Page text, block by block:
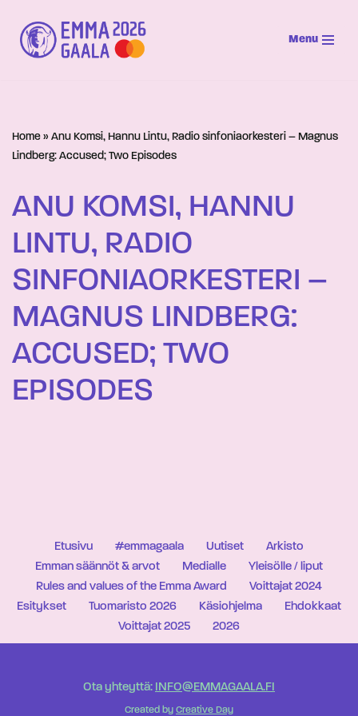
Siirry
suoraan
Menu
Home » Anu Komsi, Hannu Lintu, Radio sinfoniaorkesteri – Magnus
Lindberg: Accused; Two Episodes
ANU KOMSI, HANNU
LINTU, RADIO
SINFONIAORKESTERI –
MAGNUS LINDBERG:
ACCUSED; TWO
EPISODES
Etusivu #emmagaala Uutiset
Arkisto
Emman säännöt & arvot
Medialle
Yleisölle / liput
Rules and values of the Emma Award
Voittajat 2024
Esitykset
Tuomaristo 2026 Käsiohjelma
Ehdokkaat
Voittajat 2025
2026
Ota yhteyttä: INFO@EMMAGAALA.FI
Created by Creative Day